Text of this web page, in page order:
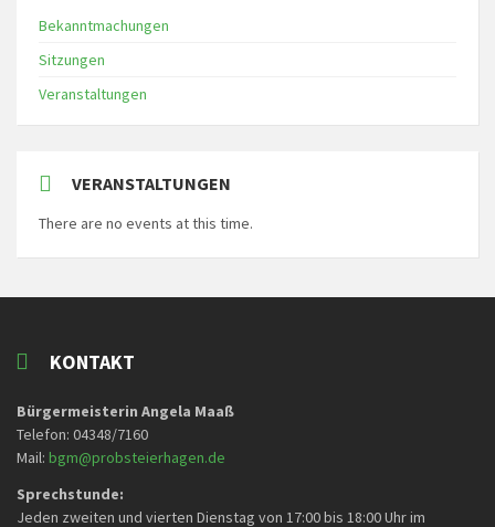
Bekanntmachungen
Sitzungen
Veranstaltungen
VERANSTALTUNGEN
There are no events at this time.
KONTAKT
Bürgermeisterin Angela Maaß
Telefon: 04348/7160
Mail: bgm@probsteierhagen.de
Sprechstunde:
Jeden zweiten und vierten Dienstag von 17:00 bis 18:00 Uhr im